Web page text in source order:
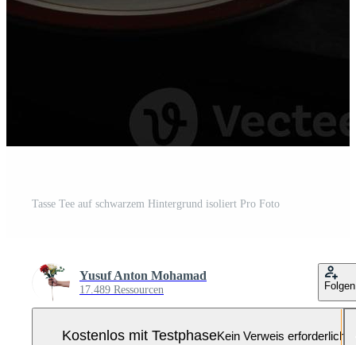
Tasse Tee auf schwarzem Hintergrund isoliert Pro Foto
Yusuf Anton Mohamad
17.489 Ressourcen Folgen
Kostenlos mit TestphaseKein Verweis erforderlich